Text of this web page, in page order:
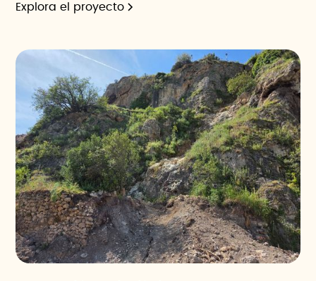
Explora el proyecto